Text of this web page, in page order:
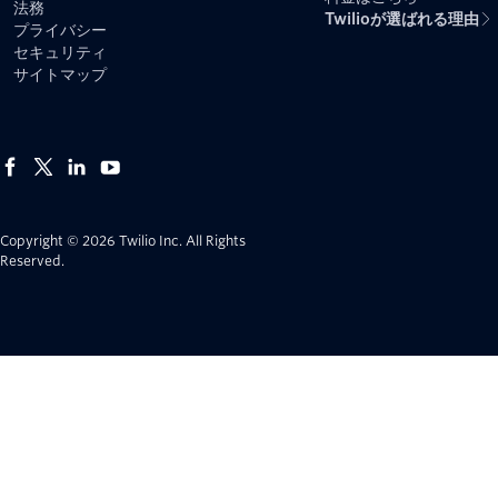
法務
プライバシー
セキュリティ
サイトマップ
Copyright © 2026 Twilio Inc. All Rights
Reserved.
Twilioが選ばれる理由